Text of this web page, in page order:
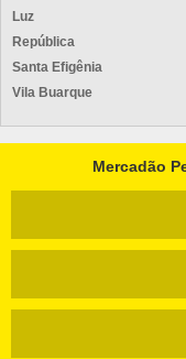
Luz
República
Santa Efigênia
Vila Buarque
Mercadão